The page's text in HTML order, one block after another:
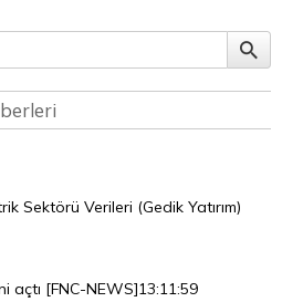
Sektörü Verileri (Gedik Yatırım)
13:11:59
açtı [FNC-NEWS]